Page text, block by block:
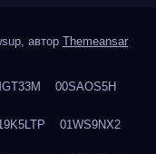
автор Themeansar
00SAOS5H
01WS9NX2